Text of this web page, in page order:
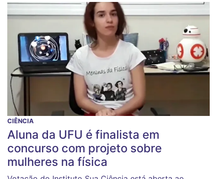
CIÊNCIA
Aluna da UFU é finalista em
concurso com projeto sobre
mulheres na física